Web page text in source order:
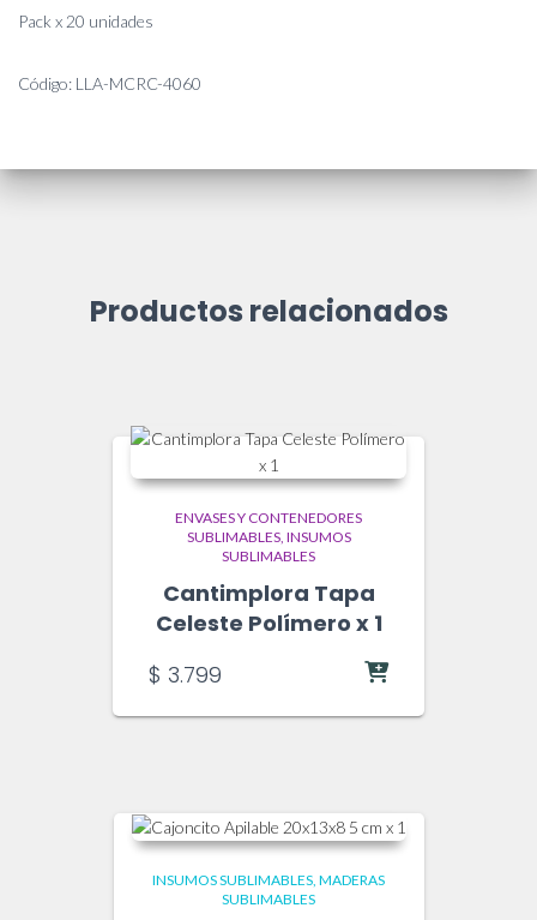
Pack x 20 unidades
Código: LLA-MCRC-4060
Productos relacionados
ENVASES Y CONTENEDORES
SUBLIMABLES INSUMOS
SUBLIMABLES
Cantimplora Tapa
Celeste Polímero x 1
$ 3.799
INSUMOS SUBLIMABLES MADERAS
SUBLIMABLES